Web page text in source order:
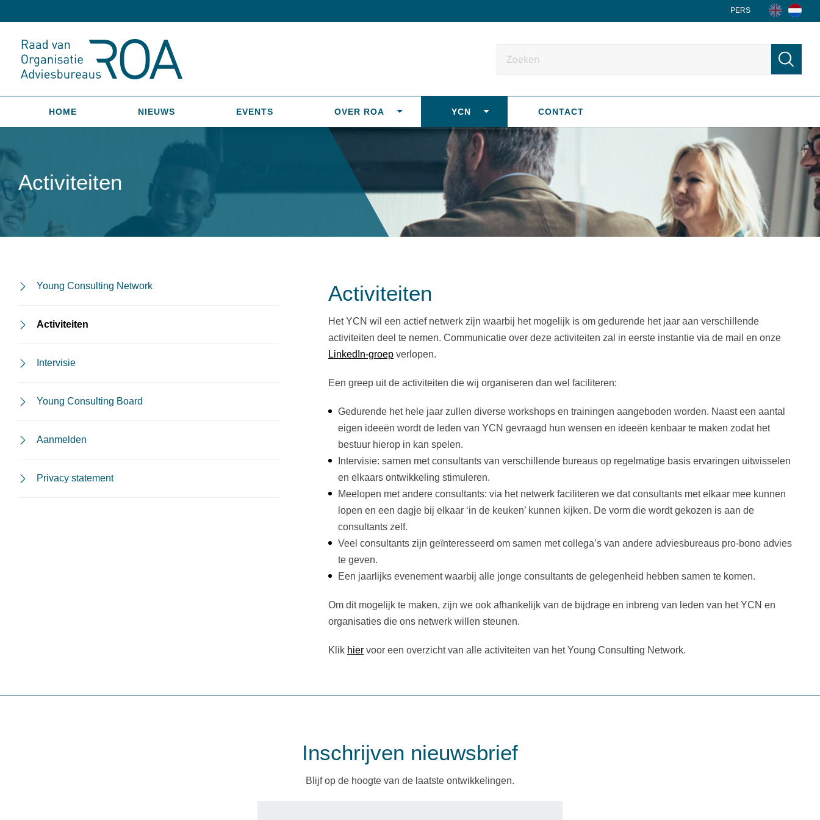
PERS
HOME NIEUWS EVENTS OVER ROA YCN CONTACT
Activiteiten
Young Consulting Network
Activiteiten
Intervisie
Young Consulting Board
Aanmelden
Privacy statement
Activiteiten
Het YCN wil een actief netwerk zijn waarbij het mogelijk is om gedurende het jaar aan verschillende
activiteiten deel te nemen. Communicatie over deze activiteiten zal in eerste instantie via de mail en onze
LinkedIn-groepverlopen.
Een greep uit de activiteiten die wij organiseren dan wel faciliteren:
Gedurende het hele jaar zullen diverse workshops en trainingen aangeboden worden. Naast een aantal
eigen ideeën wordt de leden van YCN gevraagd hun wensen en ideeën kenbaar te maken zodat het
bestuur hierop in kan spelen.
Intervisie: samen met consultants van verschillende bureaus op regelmatige basis ervaringen uitwisselen
en elkaars ontwikkeling stimuleren.
Meelopen met andere consultants: via het netwerk faciliteren we dat consultants met elkaar mee kunnen
lopen en een dagje bij elkaar ‘in de keuken’ kunnen kijken. De vorm die wordt gekozen is aan de
consultants zelf.
Veel consultants zijn geïnteresseerd om samen met collega’s van andere adviesbureaus pro-bono advies
te geven.
Een jaarlijks evenement waarbij alle jonge consultants de gelegenheid hebben samen te komen.
Om dit mogelijk te maken, zijn we ook afhankelijk van de bijdrage en inbreng van leden van het YCN en
organisaties die ons netwerk willen steunen.
Klik hiervoor een overzicht van alle activiteiten van het Young Consulting Network.
Inschrijven nieuwsbrief
Blijf op de hoogte van de laatste ontwikkelingen.